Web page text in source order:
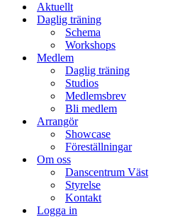
Aktuellt
Daglig träning
Schema
Workshops
Medlem
Daglig träning
Studios
Medlemsbrev
Bli medlem
Arrangör
Showcase
Föreställningar
Om oss
Danscentrum Väst
Styrelse
Kontakt
Logga in